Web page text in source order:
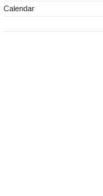
Calendar